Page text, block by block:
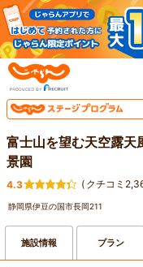
富士山を望む天空露
景園
4.3 ( クチコミ
静岡県伊豆の国市長岡211
施設情報 プラン